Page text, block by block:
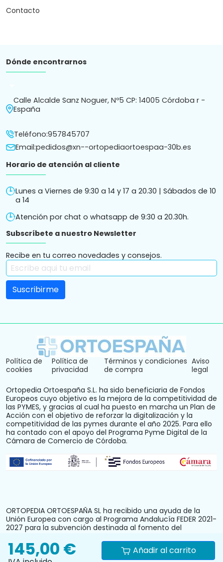
Contacto
Dónde encontrarnos
Calle Alcalde Sanz Noguer, Nº5 CP: 14005 Córdoba r -
España
Teléfono:957845707
Email:pedidos@xn--ortopediaortoespaa-30b.es
Horario de atención al cliente
Lunes a Viernes de 9:30 a 14 y 17 a 20.30 | Sábados de 10
a 14
Atención por chat o whatsapp de 9:30 a 20.30h.
Subscríbete a nuestro Newsletter
Recibe en tu correo novedades y consejos.
Política de
cookies
Política de
privacidad
Términos y condiciones
de compra
Aviso
legal
Ortopedia Ortoespaña S.L. ha sido beneficiaria de Fondos
Europeos cuyo objetivo es la mejora de la competitividad de
las PYMES, y gracias al cual ha puesto en marcha un Plan de
Acción con el objetivo de reforzar la digitalización y la
competitividad de las pymes durante el año 2025. Para ello
ha contado con el apoyo del Programa Pyme Digital de la
Cámara de Comercio de Córdoba.
ORTOPEDIA ORTOESPAÑA SL ha recibido una ayuda de la
Unión Europea con cargo al Programa Andalucía FEDER 2021-
2027 para la subvención destinada al fomento del
personas trabajadoras autónomas y pymes comerciales y
artesanas, mediante la mejora del equipamiento
145,00 € Añadir al carrito